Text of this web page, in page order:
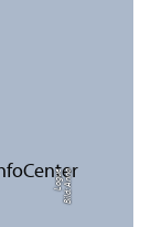
Bil
d:
A
n
n
a
L
o
g
u
e